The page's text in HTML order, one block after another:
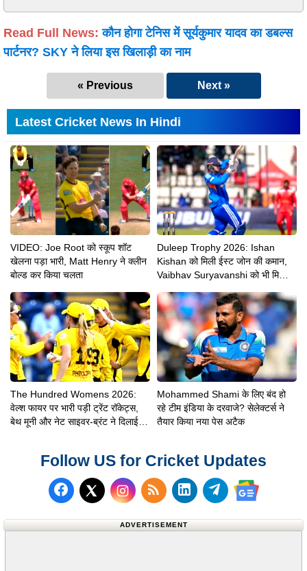
Read Full News:कौन होगा टेनिस में सूर्यकुमार यादव का डबल्स
पार्टनर? SKY ने लिया इस खिलाड़ी का नाम
« Previous Next »
Latest Cricket News In Hindi
VIDEO: Joe Root को स्कूप शॉट
खेलना पड़ा भारी, Matt Henry ने क्लीन
बोल्ड कर किया चलता
Duleep Trophy 2026: Ishan
Kishan को मिली ईस्ट जोन की कमान,
Vaibhav Suryavanshi को भी मिली
The Hundred Womens 2026:
वेल्श फायर पर भारी पड़ी ट्रेंट रॉकेट्स,
बेथ मूनी और नेट साइवर-ब्रंट ने दिलाई 8
Mohammed Shami के लिए बंद हो
रहे टीम इंडिया के दरवाजे? सेलेक्टर्स ने
तैयार किया नया पेस अटैक
Follow US for Cricket Updates
Follow us on Facebook
Follow us on X (Twitter)
Subscribe to our RSS
Follow us on
Follow us on
Follow us
ADVERTISEMENT